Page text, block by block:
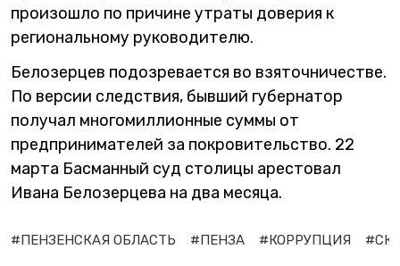
произошло по причине утраты доверия к
региональному руководителю.
Белозерцев подозревается во взяточничестве.
По версии следствия, бывший губернатор
получал многомиллионные суммы от
предпринимателей за покровительство. 22
марта Басманный суд столицы арестовал
Ивана Белозерцева на два месяца.
#ПЕНЗЕНСКАЯ ОБЛАСТЬ #ПЕНЗА #КОРРУПЦИЯ #СК